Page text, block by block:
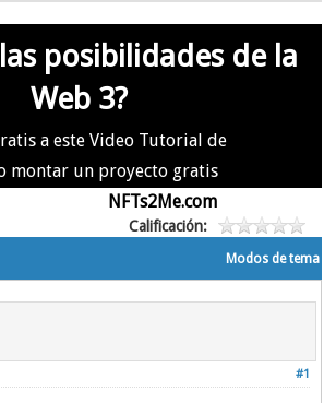
posibilidades de la
Web 3?
a este Video Tutorial de
montar un proyecto gratis
NFTs2Me.com
Calificación:
Modos de tema
#1